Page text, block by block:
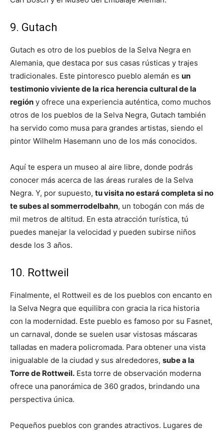
9. Gutach
Gutach es otro de los pueblos de la Selva Negra en
Alemania, que destaca por sus casas rústicas y trajes
tradicionales. Este pintoresco pueblo alemán es un
testimonio viviente de la rica herencia cultural de la
región y ofrece una experiencia auténtica, como muchos
otros de los pueblos de la Selva Negra, Gutach también
ha servido como musa para grandes artistas, siendo el
pintor Wilhelm Hasemann uno de los más conocidos.
Aquí te espera un museo al aire libre, donde podrás
conocer más acerca de las áreas rurales de la Selva
Negra. Y, por supuesto, tu visita no estará completa si no
te subes al sommerrodelbahn, un tobogán con más de
mil metros de altitud. En esta atracción turística, tú
puedes manejar la velocidad y pueden subirse niños
desde los 3 años.
10. Rottweil
Finalmente, el Rottweil es de los pueblos con encanto en
la Selva Negra que equilibra con gracia la rica historia
con la modernidad. Este pueblo es famoso por su Fasnet,
un carnaval, donde se suelen usar vistosas máscaras
talladas en madera policromada. Para obtener una vista
inigualable de la ciudad y sus alrededores, sube a la
Torre de Rottweil. Esta torre de observación moderna
ofrece una panorámica de 360 grados, brindando una
perspectiva única.
Pequeños pueblos con grandes atractivos. Lugares de